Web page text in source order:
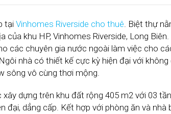
tại Vinhomes Riverside cho thuê. Biệt thự
của khu HP, Vinhomes Riverside, Long
các chuyên gia nước ngoài làm việc cho
nhà có thiết kế cực kỳ hiện đại với
sông vô cùng thơi mộng.
dựng trên khu đất rộng 405 m2 với 03
đại, dẳng cấp. Kết hợp với phòng ăn và nhà